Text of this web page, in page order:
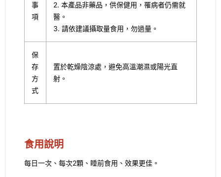
事
項
2. 本產品非藥品，供保健用，罹病者仍需就
醫。
3. 請依建議攝取量食用，勿過量。
保
存
方
式
置於乾燥陰涼處，避免高溫潮濕或陽光直
射。
食用說明
每日一次、每次2顆、睡前食用、效果更佳。